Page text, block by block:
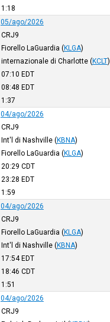
1:18
05/ago/2026
CRJ9
Fiorello LaGuardia (KLGA)
internazionale di Charlotte (KCLT)
07:10 EDT
08:48 EDT
1:37
04/ago/2026
CRJ9
Int'l di Nashville (KBNA)
Fiorello LaGuardia (KLGA)
20:29 CDT
23:28 EDT
1:59
04/ago/2026
CRJ9
Fiorello LaGuardia (KLGA)
Int'l di Nashville (KBNA)
17:54EDT
18:46 CDT
1:51
04/ago/2026
CRJ9